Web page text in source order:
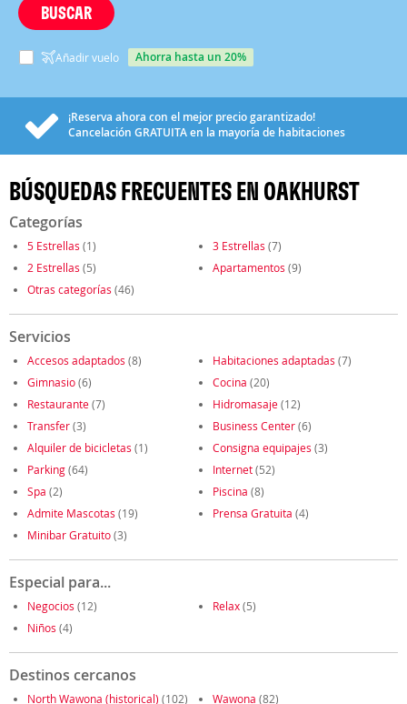
BUSCAR
Añadir vuelo ahorra hasta un 20%
¡Reserva ahora con el mejor precio garantizado!
Cancelación GRATUITAen la mayoría de habitaciones
BÚSQUEDAS FRECUENTES EN OAKHURST
Categorías
5 Estrellas (1) 3 Estrellas (7)
2 Estrellas (5) Apartamentos (9)
Otras categorías (46)
Servicios
Accesos adaptados (8) Habitaciones adaptadas (7)
Gimnasio(6) Cocina (20)
Restaurante(7) Hidromasaje(12)
Transfer(3) Business Center(6)
Alquiler de bicicletas (1) Consigna equipajes (3)
Parking(64) Internet(52)
Spa (2) Piscina (8)
Admite Mascotas (19) Prensa Gratuita (4)
Minibar Gratuito(3)
Especial para...
Negocios (12) Relax(5)
Niños (4)
Destinos cercanos
North Wawona (historical) (102) Wawona (82)